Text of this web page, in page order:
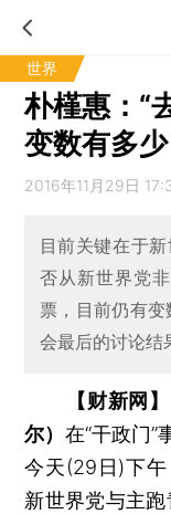
世界
朴槿惠：“
变数有多少
2016年11月29日
目前关键在于
否从新世界党
票，目前仍有
会最后的讨论结
【财新网
尔） 在“干政门
今天(29日)下
新世界党与主